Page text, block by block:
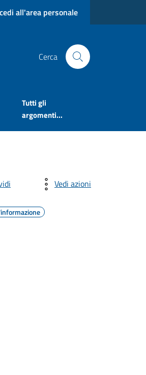
all'area personale
Cerca
Tutti gli
argomenti...
Vedi azioni